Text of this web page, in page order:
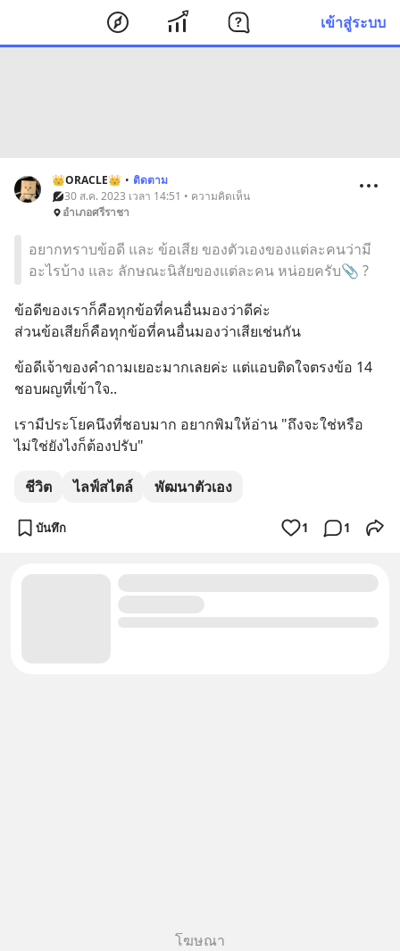
เข้าสู่ระบบ
👑ORACLE👑 • ติดตาม
30 ส.ค. 2023 เวลา 14:51 • ความคิดเห็น
อำเภอศรีราชา
อยากทราบข้อดี และ ข้อเสีย ของตัวเองของแต่ละคนว่ามี
อะไรบ้าง และ ลักษณะนิสัยของแต่ละคน หน่อยครับ📎 ?
ข้อดีของเราก็คือทุกข้อที่คนอื่นมองว่าดีค่ะ
ส่วนข้อเสียก็คือทุกข้อที่คนอื่นมองว่าเสียเช่นกัน
ข้อดีเจ้าของคำถามเยอะมากเลยค่ะ แต่แอบติดใจตรงข้อ 14
ชอบผญที่เข้าใจ..
เรามีประโยคนึงที่ชอบมาก อยากพิมให้อ่าน "ถึงจะใช่หรือ
ไม่ใช่ยังไงก็ต้องปรับ"
ชีวิต ไลฟ์สไตล์ พัฒนาตัวเอง
บันทึก 1 1
โฆษณา